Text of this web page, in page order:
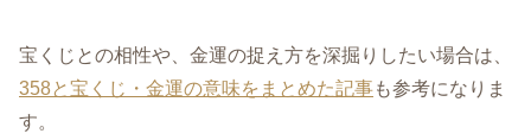
宝くじとの相性や、金運の捉え方を深掘りしたい場合は、
358と宝くじ・金運の意味をまとめた記事も参考になりま
す。